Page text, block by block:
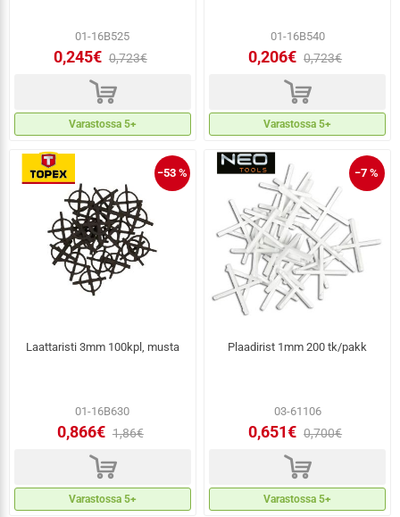
01-16B525
0,245€ 0,723€
d
Varastossa 5+
01-16B540
0,206€ 0,723€
d
Varastossa 5+
−53 %
Laattaristi 3mm 100kpl, musta
01-16B630
0,866€ 1,86€
d
Varastossa 5+
−7 %
Plaadirist 1mm 200 tk/pakk
03-61106
0,651€ 0,700€
d
Varastossa 5+